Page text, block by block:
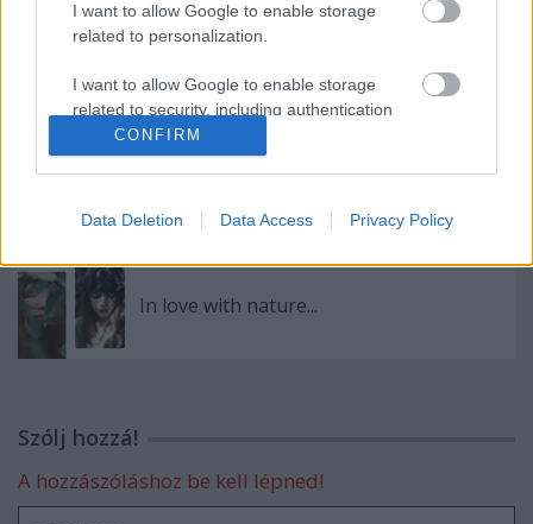
I want to allow Google to enable storage
related to personalization.
I want to allow Google to enable storage
related to security, including authentication
functionality and fraud prevention, and other
user protection.
CONFIRM
Data Deletion Data Access Privacy Policy
Classic Black
In love with nature...
Szólj hozzá!
A hozzászóláshoz be kell lépned!